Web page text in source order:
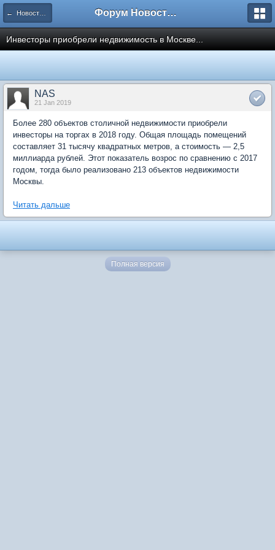
← Новости рынка недвижимости Форум Новостройки
Инвесторы приобрели недвижимость в Москве...
NAS
21 Jan 2019
Более 280 объектов столичной недвижимости приобрели
инвесторы на торгах в 2018 году. Общая площадь помещений
составляет 31 тысячу квадратных метров, а стоимость — 2,5
миллиарда рублей. Этот показатель возрос по сравнению с 2017
годом, тогда было реализовано 213 объектов недвижимости
Москвы.
Читать дальше
Полная версия